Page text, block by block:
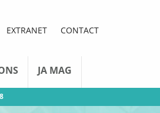
EXTRANET CONTACT
JA MAG